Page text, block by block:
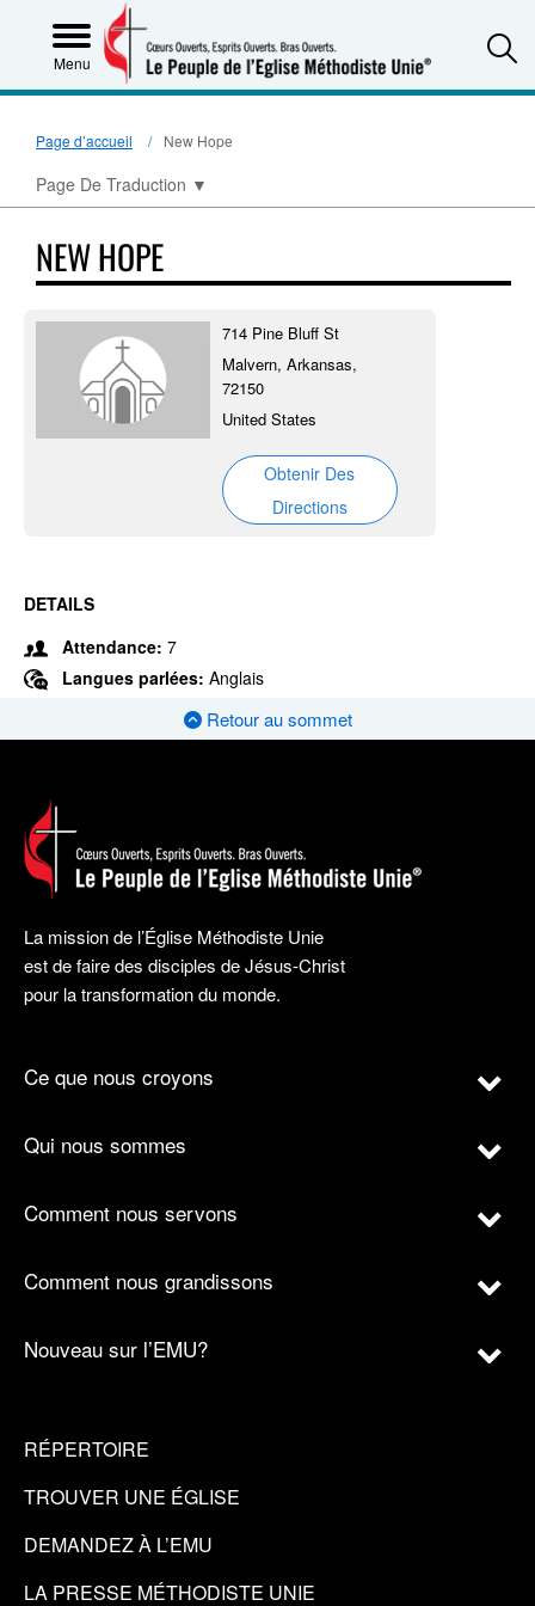
Menu
Page d’accueil New Hope
Page De Traduction ▼
NEW HOPE
714 Pine Bluff St
Malvern, Arkansas,
72150
United States
Obtenir Des
Directions
DETAILS
Attendance: 7
Langues parlées: Anglais
Retour au sommet
La mission de l’Église Méthodiste Unie
est de faire des disciples de Jésus-Christ
pour la transformation du monde.
Ce que nous croyons
Qui nous sommes
Comment nous servons
Comment nous grandissons
Nouveau sur l’EMU?
RÉPERTOIRE
TROUVER UNE ÉGLISE
DEMANDEZ À L’EMU
LA PRESSE MÉTHODISTE UNIE